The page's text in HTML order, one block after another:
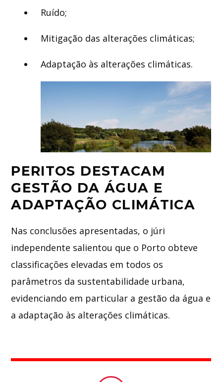
Ruído;
Mitigação das alterações climáticas;
Adaptação às alterações climáticas.
PERITOS DESTACAM
GESTÃO DA ÁGUA E
ADAPTAÇÃO CLIMÁTICA
Nas conclusões apresentadas, o júri
independente salientou que o Porto obteve
classificações elevadas em todos os
parâmetros da sustentabilidade urbana,
evidenciando em particular a gestão da água e
a adaptação às alterações climáticas.